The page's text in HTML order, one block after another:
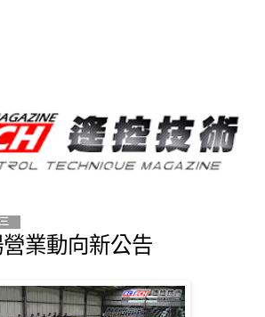
業動向新公告